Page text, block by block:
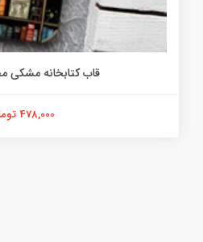
قاب کتابخانه مشکی
478,000 تومان